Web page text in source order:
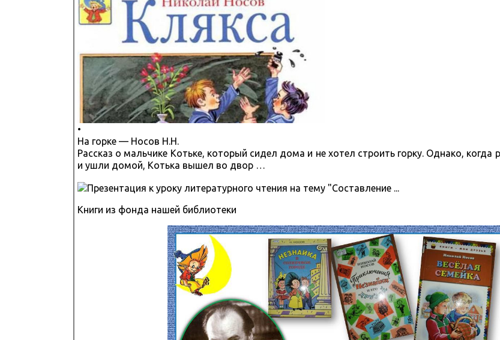
•
На горке — Носов Н.Н.
Рассказ о мальчике Котьке, который сидел дома и не хотел строить горку. Однако, когда
и ушли домой, Котька вышел во двор …
Книги из фонда нашей библиотеки